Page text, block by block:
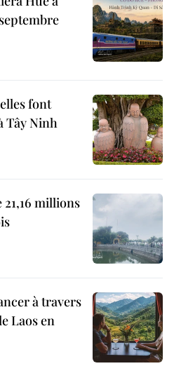
font
Tây Ninh
millions
à travers
Laos en